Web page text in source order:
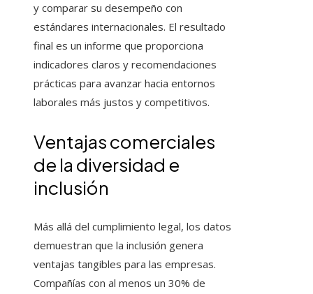
y comparar su desempeño con
estándares internacionales. El resultado
final es un informe que proporciona
indicadores claros y recomendaciones
prácticas para avanzar hacia entornos
laborales más justos y competitivos.
Ventajas comerciales
de la diversidad e
inclusión
Más allá del cumplimiento legal, los datos
demuestran que la inclusión genera
ventajas tangibles para las empresas.
Compañías con al menos un 30% de